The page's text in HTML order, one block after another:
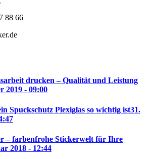
88 66
drucken – Qualität und Leistung
2019 - 09:00
Spuckschutz Plexiglas so wichtig ist31.
– farbenfrohe Stickerwelt für Ihre
2018 - 12:44